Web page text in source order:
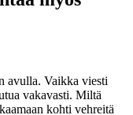
avulla. Vaikka viesti
vakavasti. Miltä
kohti vehreitä